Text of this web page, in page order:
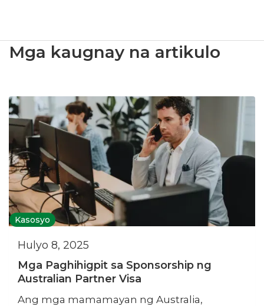
Mga kaugnay na artikulo
Kasosyo
Hulyo 8, 2025
Mga Paghihigpit sa Sponsorship ng
Australian Partner Visa
Ang mga mamamayan ng Australia,